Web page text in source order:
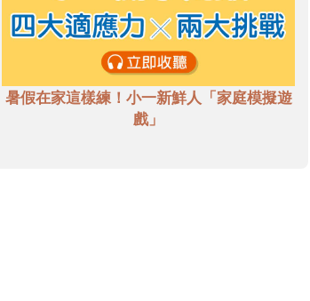
暑假在家這樣練！小一新鮮人「家庭模擬遊
戲」